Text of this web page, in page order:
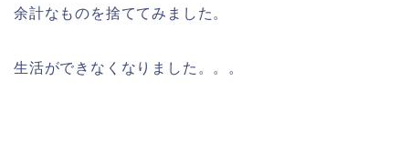
余計なものを捨ててみました。
生活ができなくなりました。。。